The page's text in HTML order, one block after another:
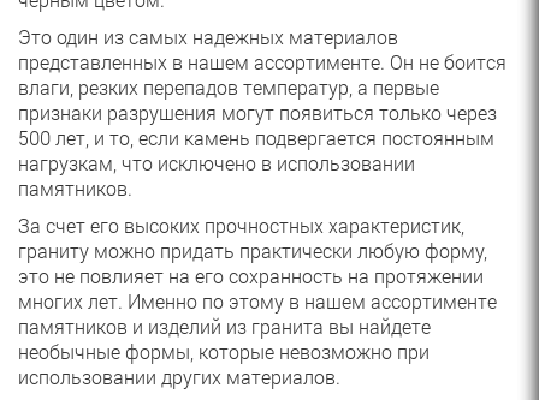
Это один из самых надежных материалов
представленных в нашем ассортименте. Он не боится
влаги, резких перепадов температур, а первые
признаки разрушения могут появиться только через
500 лет, и то, если камень подвергается постоянным
нагрузкам, что исключено в использовании
памятников.
За счет его высоких прочностных характеристик,
граниту можно придать практически любую форму,
это не повлияет на его сохранность на протяжении
многих лет. Именно по этому в нашем ассортименте
памятников и изделий из гранита вы найдете
необычные формы, которые невозможно при
использовании других материалов.